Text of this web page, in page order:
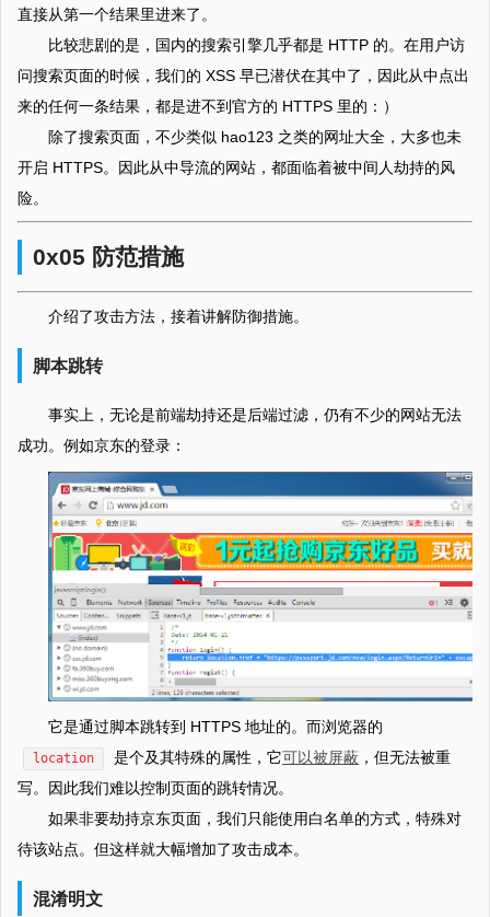
直接从第一个结果里进来了。
比较悲剧的是，国内的搜索引擎几乎都是 HTTP 的。在用户访
问搜索页面的时候，我们的 XSS 早已潜伏在其中了，因此从中点出
来的任何一条结果，都是进不到官方的 HTTPS 里的：）
除了搜索页面，不少类似 hao123 之类的网址大全，大多也未
开启 HTTPS。因此从中导流的网站，都面临着被中间人劫持的风
险。
0x05 防范措施
介绍了攻击方法，接着讲解防御措施。
脚本跳转
事实上，无论是前端劫持还是后端过滤，仍有不少的网站无法
成功。例如京东的登录：
它是通过脚本跳转到 HTTPS 地址的。而浏览器的
location 是个及其特殊的属性，它可以被屏蔽 ，但无法被重
写。因此我们难以控制页面的跳转情况。
如果非要劫持京东页面，我们只能使用白名单的方式，特殊对
待该站点。但这样就大幅增加了攻击成本。
混淆明文